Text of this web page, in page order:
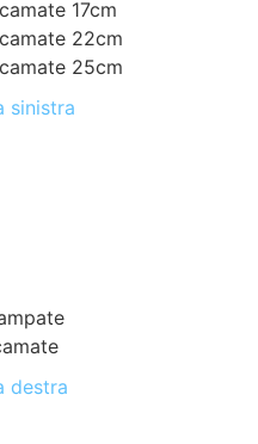
17cm
22cm
25cm
sinistra
destra